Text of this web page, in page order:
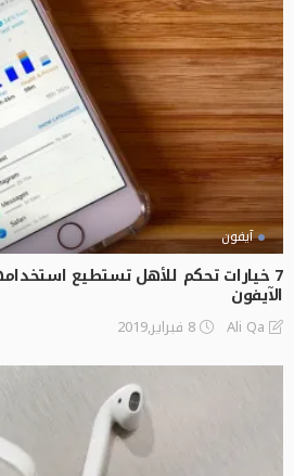
آيفون
7 خيارات تحكم للأهل تستطيع
الآيفون
Ali Qa 8 فبراير,2019